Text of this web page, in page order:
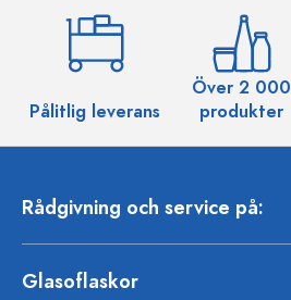
Pålitlig leverans
Över 2 000
produkter
Rådgivning och service på:
Glasoflaskor